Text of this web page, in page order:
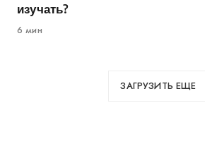
изучать?
6 мин
ЗАГРУЗИТЬ ЕЩЕ